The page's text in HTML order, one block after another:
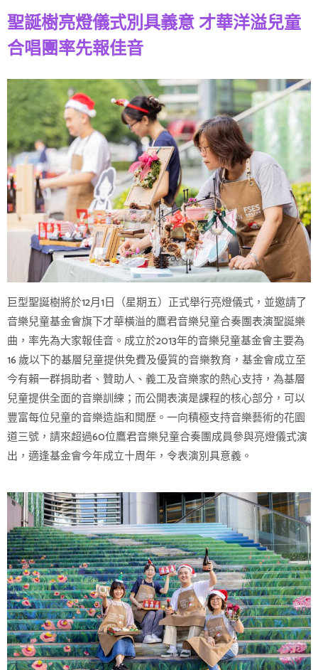
聖誕樹亮燈儀式別具義意 才華洋溢兒童
合唱團率先報佳音
巨型聖誕樹將於12月1日（星期五）正式舉行亮燈儀式，並邀請了
音樂兒童基金會旗下才華橫溢的鷹君音樂兒童合奏團表演聖誕樂
曲，率先為大家報佳音。成立於2013年的音樂兒童基金會主要為
16 歲以下的基層兒童提供免費及優質的音樂教育，基金會成立至
今有賴一群捐助者、贊助人、義工及音樂家的熱心支持，為基層
兒童提供全面的音樂訓練；而公開表演是課程的核心部分，可以
豐富每位兒童的音樂造詣和閲歷。一向積極支持音樂藝術的花園
道三號，請來超過60位鷹君音樂兒童合奏團成員參與亮燈儀式演
出，適逢基金會今年成立十周年，令表演別具意義。